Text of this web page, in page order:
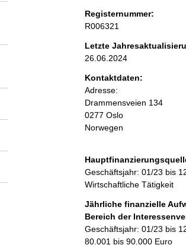
n
i
n
h
a
l
t
Registernummer:
R006321
Letzte
26.06.2024
Kontaktdaten:
Adresse:
Drammensveien 134
0277 Oslo
Norwegen
Geschäftsjahr: 01/23 bis
Wirtschaftliche Tätigkeit
Jährliche finanzielle
Bereich der
Geschäftsjahr: 01/23 bis
80.001 bis 90.000 Euro